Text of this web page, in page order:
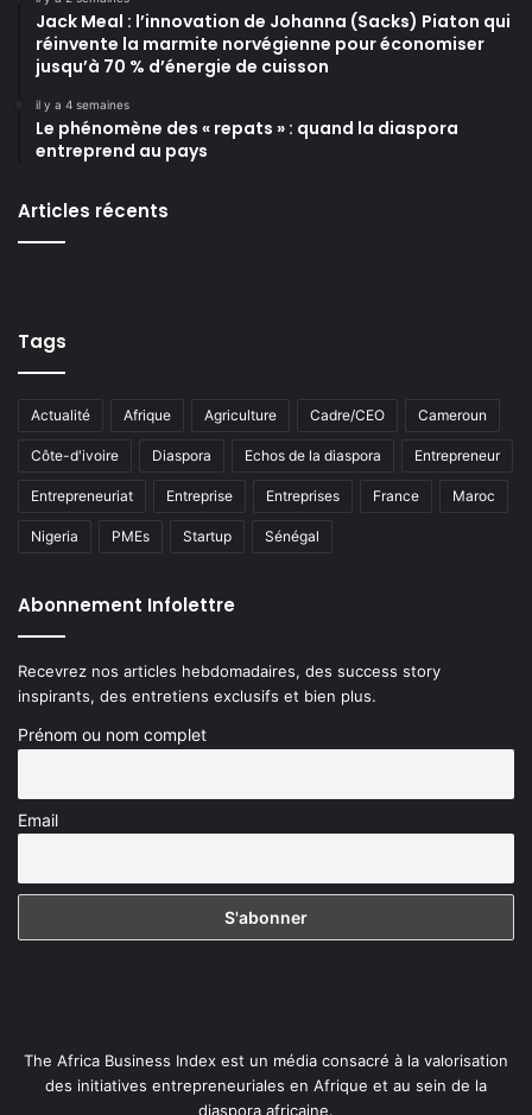
Jack Meal : l’innovation de Johanna (Sacks) Piaton qui
réinvente la marmite norvégienne pour économiser
jusqu’à 70 % d’énergie de cuisson
il y a 4 semaines
Le phénomène des « repats » : quand la diaspora
entreprend au pays
Articles récents
Tags
Actualité Afrique Agriculture Cadre/CEO Cameroun
Côte-d'ivoire Diaspora Echos de la diaspora Entrepreneur
Entrepreneuriat Entreprise Entreprises France Maroc
Nigeria PMEs Startup Sénégal
Abonnement Infolettre
Recevrez nos articles hebdomadaires, des success story
inspirants, des entretiens exclusifs et bien plus.
Prénom ou nom complet
Email
The Africa Business Index est un média consacré à la valorisation
des initiatives entrepreneuriales en Afrique et au sein de la
diaspora africaine.